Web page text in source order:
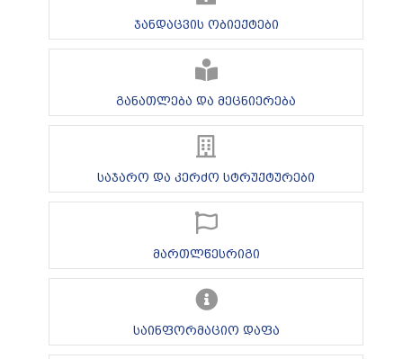
ჯანდაცვის ობიექტები
განათლება და მეცნიერება
საჯარო და კერძო სტრუქტურები
მართლწესრიგი
საინფორმაციო დაფა